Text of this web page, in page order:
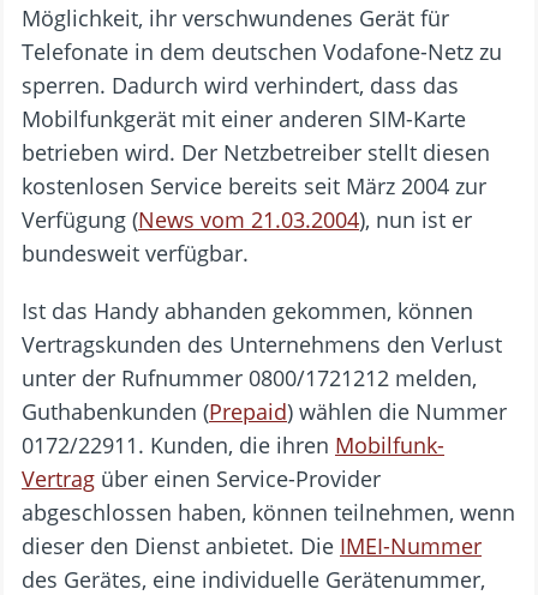
Möglichkeit, ihr verschwundenes Gerät für
Telefonate in dem deutschen Vodafone-Netz zu
sperren. Dadurch wird verhindert, dass das
Mobilfunkgerät mit einer anderen SIM-Karte
betrieben wird. Der Netzbetreiber stellt diesen
kostenlosen Service bereits seit März 2004 zur
Verfügung (News vom 21.03.2004), nun ist er
bundesweit verfügbar.
Ist das Handy abhanden gekommen, können
Vertragskunden des Unternehmens den Verlust
unter der Rufnummer 0800/1721212 melden,
Guthabenkunden (Prepaid) wählen die Nummer
0172/22911. Kunden, die ihren Mobilfunk-
Vertrag über einen Service-Provider
abgeschlossen haben, können teilnehmen, wenn
dieser den Dienst anbietet. Die IMEI-Nummer
des Gerätes, eine individuelle Gerätenummer,